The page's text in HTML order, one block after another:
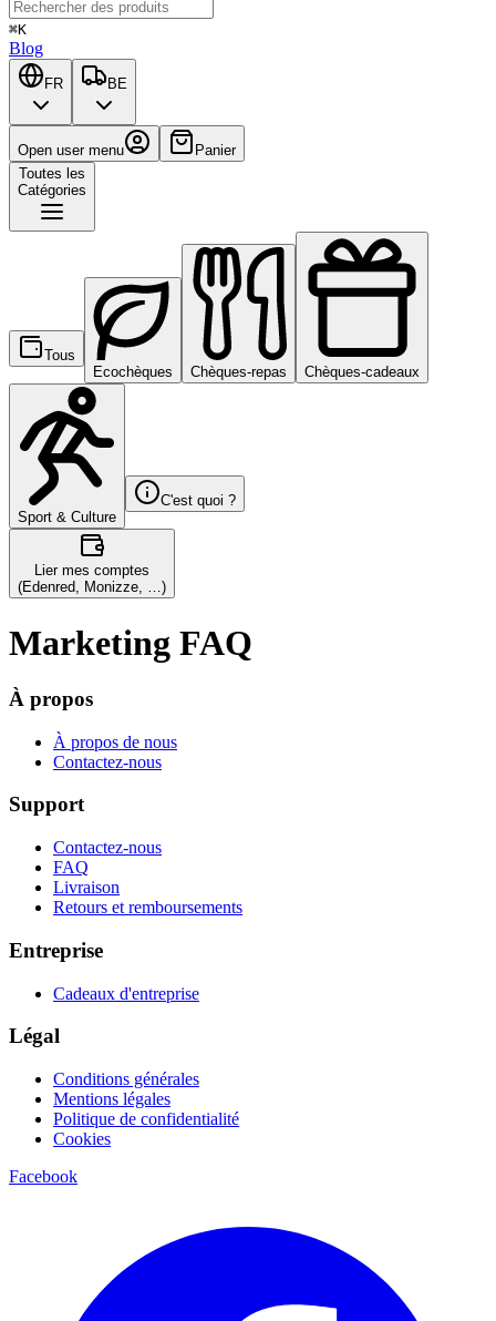
⌘K
Blog
FR BE
Open user menu
Panier
Toutes les
Catégories
Tous
Ecochèques
Chèques-repas Chèques-cadeaux
Sport & Culture
C'est quoi ?
Lier mes comptes
(Edenred, Monizze, …)
Marketing FAQ
À propos
À propos de nous
Contactez-nous
Support
Contactez-nous
FAQ
Livraison
Retours et remboursements
Entreprise
Cadeaux d'entreprise
Légal
Conditions générales
Mentions légales
Politique de confidentialité
Cookies
Facebook